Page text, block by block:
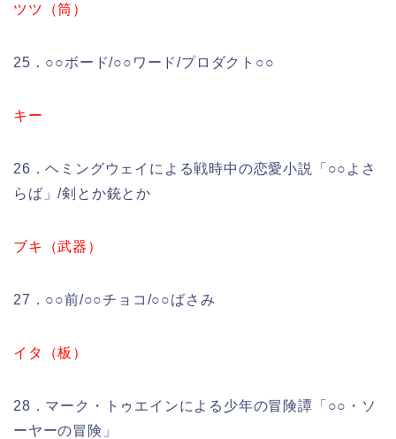
ツツ（筒）
25．○○ボード/○○ワード/プロダクト○○
キー
26．ヘミングウェイによる戦時中の恋愛小説「○○よさ
らば」/剣とか銃とか
ブキ（武器）
27．○○前/○○チョコ/○○ばさみ
イタ（板）
28．マーク・トゥエインによる少年の冒険譚「○○・ソ
ーヤーの冒険」